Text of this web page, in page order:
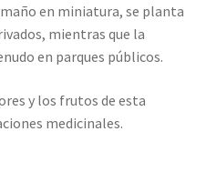
en miniatura, se planta
mientras que la
en parques públicos.
y los frutos de esta
medicinales.